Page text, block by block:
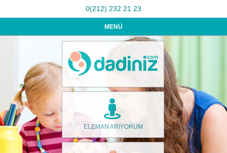
0(212) 232 21 23
MENÜ
ELEMAN ARIYORUM